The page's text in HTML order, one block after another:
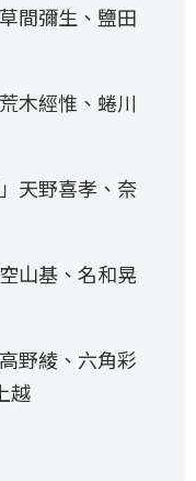
間彌生、鹽田
木經惟、蜷川
天野喜孝、奈
山基、名和晃
野綾、六角彩
越